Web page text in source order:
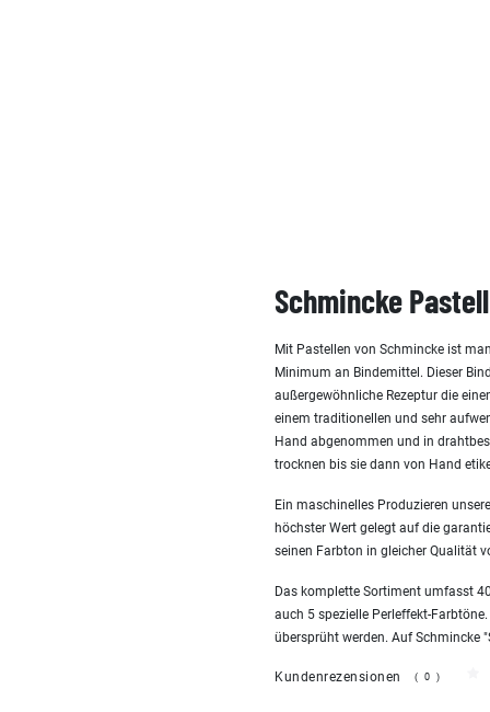
Schmincke Pastell
Mit Pastellen von Schmincke ist
Minimum an Bindemittel. Dieser
außergewöhnliche Rezeptur die
einem traditionellen und sehr
Hand abgenommen und in
trocknen bis sie dann von Hand
Ein maschinelles Produzieren
höchster Wert gelegt auf die
seinen Farbton in gleicher Qualität
Das komplette Sortiment umfasst
auch 5 spezielle Perleffekt-
übersprüht werden. Auf Schmincke
Kundenrezensionen (0)